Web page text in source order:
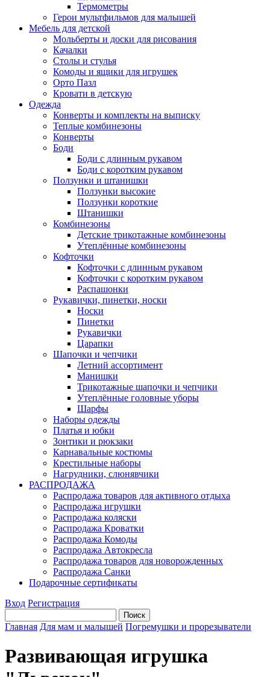
Термометры
Герои мультфильмов для малышей
Мебель для детской
Мольберты и доски для рисования
Качалки
Столы и стулья
Комоды и ящики для игрушек
Орто Пазл
Кровати в детскую
Одежда
Конверты и комплекты на выписку
Теплые комбинезоны
Конверты
Боди
Боди с длинным рукавом
Боди с коротким рукавом
Ползунки и штанишки
Ползунки высокие
Ползунки короткие
Штанишки
Комбинезоны
Детские трикотажные комбинезоны
Утеплённые комбинезоны
Кофточки
Кофточки с длинным рукавом
Кофточки с коротким рукавом
Распашонки
Рукавички, пинетки, носки
Носки
Пинетки
Рукавички
Царапки
Шапочки и чепчики
Летний ассортимент
Манишки
Трикотажные шапочки и чепчики
Утеплённые головные уборы
Шарфы
Наборы одежды
Платья и юбки
Зонтики и рюкзаки
Карнавальные костюмы
Крестильные наборы
Нагрудники, слюнявчики
РАСПРОДАЖА
Распродажа товаров для активного отдыха
Распродажа игрушки
Распродажа коляски
Распродажа Кроватки
Распродажа Комоды
Распродажа Автокресла
Распродажа товаров для новорожденных
Распродажа Санки
Подарочные сертификаты
Вход Регистрация
Главная Для мам и малышей Погремушки и прорезыватели
Развивающая игрушка